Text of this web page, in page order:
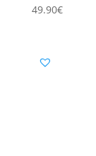
49.90€